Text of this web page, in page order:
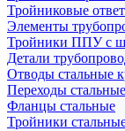
Тройниковые
Элементы
Тройники ППУ с
Детали
Отводы стальные
Переходы стальные
Фланцы стальные
Тройники